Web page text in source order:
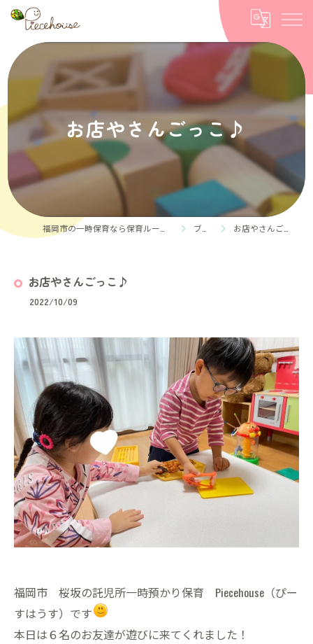
お店やさんごっこ♪
ブログ お店やさんごっこ♪
お店やさんごっこ♪
2022/10/09
福岡市 桜坂の託児所一時預かり保育 Piecehouse（ぴー
すはうす）です
本日は６名のお友達が遊びに来てくれました！